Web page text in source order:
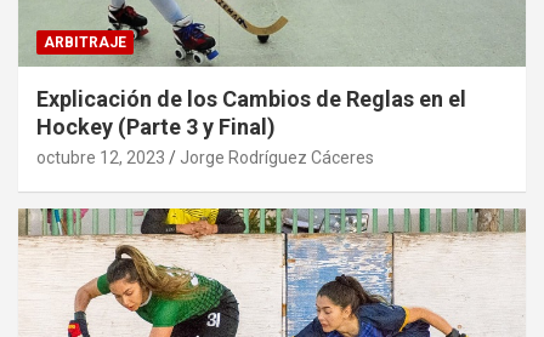
ARBITRAJE
Explicación de los Cambios de Reglas en el
Hockey (Parte 3 y Final)
octubre 12, 2023 Jorge Rodríguez Cáceres